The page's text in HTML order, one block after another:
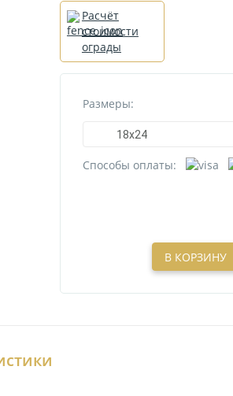
Расчёт
стоимости
ограды
Размеры:
18х24
Способы оплаты:
В КОРЗИНУ